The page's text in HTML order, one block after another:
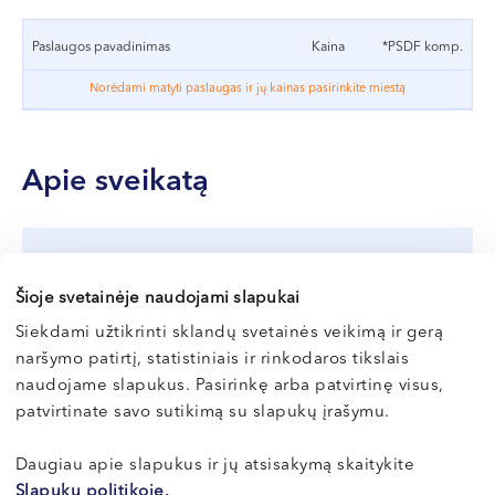
Šioje svetainėje naudojami slapukai
Siekdami užtikrinti sklandų svetainės veikimą ir gerą
naršymo patirtį, statistiniais ir rinkodaros tikslais
naudojame slapukus. Pasirinkę arba patvirtinę visus,
patvirtinate savo sutikimą su slapukų įrašymu.
Daugiau apie slapukus ir jų atsisakymą skaitykite
VI, VII --
elektroniniai, mechaniniai ar magnetiniai implantai;
tyrimo atlikimą pasikonsultuoti su gydytoju
MRT tyrimas gali būti atliekamas, jei turite plombų ar
kitų dantų implantų.
Specialus pasiruošimas MRT tyrimui nėra reikalingas, jei
nenurodyta kitaip. Prieš tyrimą galite įprastai valgyti ir
gerti, vartoti reguliarius vaistus. Prieš tyrimą Jūsų bus
išsiaiškinti, ar nėra jokių kontraindikacijų jam atlikti. Taip
Paslaugos pavadinimas Kaina *PSDF komp.
Norėdami matyti paslaugas ir jų kainas pasirinkite miestą
Apie sveikatą
kaip atpažinti ir įveikti?
Lėtinis nuovargis (dažnai apibūdinamas kaip
perdegimas ar išsekimas) nėra tik laikinas nuov...